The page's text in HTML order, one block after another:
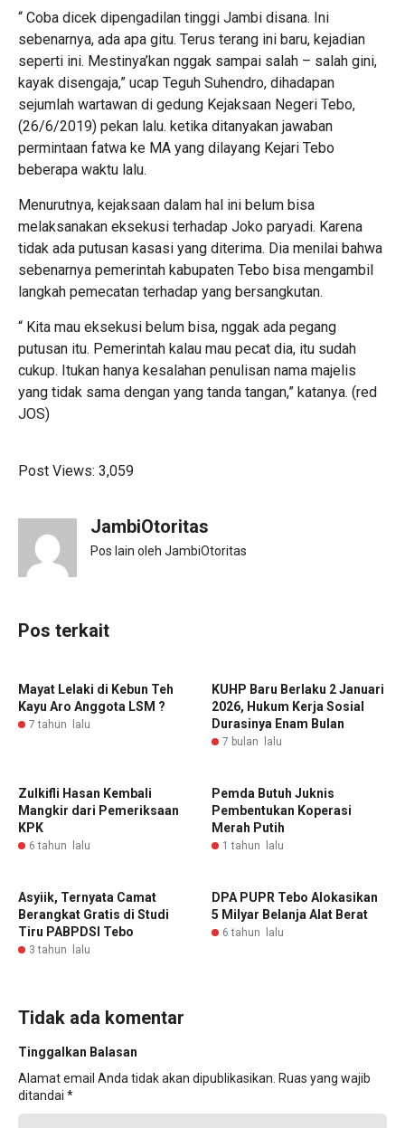
“ Coba dicek dipengadilan tinggi Jambi disana. Ini
sebenarnya, ada apa gitu. Terus terang ini baru, kejadian
seperti ini. Mestinya’kan nggak sampai salah – salah gini,
kayak disengaja,” ucap Teguh Suhendro, dihadapan
sejumlah wartawan di gedung Kejaksaan Negeri Tebo,
(26/6/2019) pekan lalu. ketika ditanyakan jawaban
permintaan fatwa ke MA yang dilayang Kejari Tebo
beberapa waktu lalu.
Menurutnya, kejaksaan dalam hal ini belum bisa
melaksanakan eksekusi terhadap Joko paryadi. Karena
tidak ada putusan kasasi yang diterima. Dia menilai bahwa
sebenarnya pemerintah kabupaten Tebo bisa mengambil
langkah pemecatan terhadap yang bersangkutan.
“ Kita mau eksekusi belum bisa, nggak ada pegang
putusan itu. Pemerintah kalau mau pecat dia, itu sudah
cukup. Itukan hanya kesalahan penulisan nama majelis
yang tidak sama dengan yang tanda tangan,” katanya. (red
JOS)
Post Views: 3,059
JambiOtoritas
Pos lain oleh JambiOtoritas
Pos terkait
Mayat Lelaki di Kebun Teh
Kayu Aro Anggota LSM ?
7 tahun lalu
KUHP Baru Berlaku 2 Januari
2026, Hukum Kerja Sosial
Durasinya Enam Bulan
7 bulan lalu
Zulkifli Hasan Kembali
Mangkir dari Pemeriksaan
KPK
6 tahun lalu
Pemda Butuh Juknis
Pembentukan Koperasi
Merah Putih
1 tahun lalu
Asyiik, Ternyata Camat
Berangkat Gratis di Studi
Tiru PABPDSI Tebo
3 tahun lalu
DPA PUPR Tebo Alokasikan
5 Milyar Belanja Alat Berat
6 tahun lalu
Tidak ada komentar
Tinggalkan Balasan
Alamat email Anda tidak akan dipublikasikan. Ruas yang wajib
ditandai *